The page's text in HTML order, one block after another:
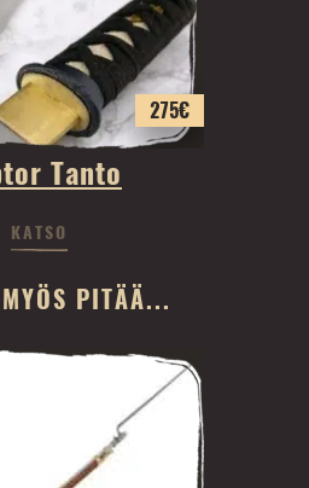
275€
Tanto
KATSO
PITÄÄ...